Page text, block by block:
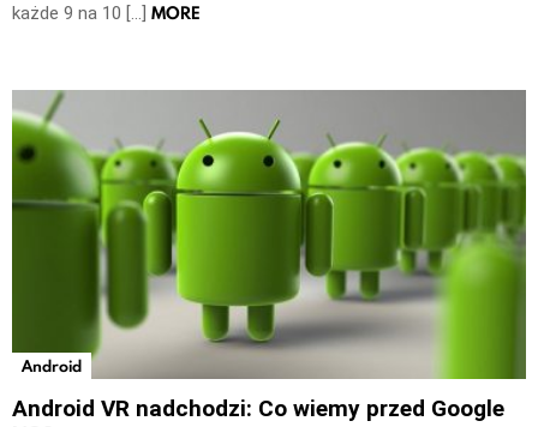
każde 9 na 10 […] MORE
Android
Android VR nadchodzi: Co wiemy przed Google